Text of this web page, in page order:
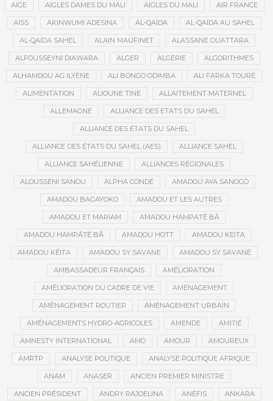
AIGE AIGLES DAMES DU MALI AIGLES DU MALI AIR FRANCE
AISS AKINWUMI ADESINA AL-QAÏDA AL-QAÏDA AU SAHEL
AL-QAÏDA SAHEL ALAIN MAUFINET ALASSANE OUATTARA
ALFOUSSEYNI DIAWARA ALGER ALGÉRIE ALGORITHMES
ALHAMDOU AG ILYÈNE ALI BONGO ODIMBA ALI FARKA TOURÉ
ALIMENTATION ALIOUNE TINE ALLAITEMENT MATERNEL
ALLEMAGNE ALLIANCE DES ETATS DU SAHEL
ALLIANCE DES ÉTATS DU SAHEL
ALLIANCE DES ÉTATS DU SAHEL (AES) ALLIANCE SAHEL
ALLIANCE SAHÉLIENNE ALLIANCES RÉGIONALES
ALOUSSÉNI SANOU ALPHA CONDÉ AMADOU AYA SANOGO
AMADOU BAGAYOKO AMADOU ET LES AUTRES
AMADOU ET MARIAM AMADOU HAMPATÉ BÂ
AMADOU HAMPÂTÉ BÂ AMADOU HOTT AMADOU KEÏTA
AMADOU KÉITA AMADOU SY SAVANE AMADOU SY SAVANÉ
AMBASSADEUR FRANÇAIS AMÉLIORATION
AMÉLIORATION DU CADRE DE VIE AMÉNAGEMENT
AMÉNAGEMENT ROUTIER AMÉNAGEMENT URBAIN
AMÉNAGEMENTS HYDRO-AGRICOLES AMENDE AMITIÉ
AMNESTY INTERNATIONAL AMO AMOUR AMOUREUX
AMRTP ANALYSE POLITIQUE ANALYSE POLITIQUE AFRIQUE
ANAM ANASER ANCIEN PREMIER MINISTRE
ANCIEN PRÉSIDENT ANDRY RAJOELINA ANÉFIS ANKARA